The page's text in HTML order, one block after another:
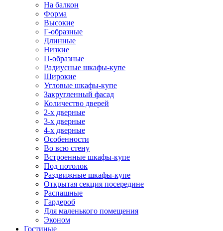
На балкон
Форма
Высокие
Г-образные
Длинные
Низкие
П-образные
Радиусные шкафы-купе
Широкие
Угловые шкафы-купе
Закругленный фасад
Количество дверей
2-х дверные
3-х дверные
4-х дверные
Особенности
Во всю стену
Встроенные шкафы-купе
Под потолок
Раздвижные шкафы-купе
Открытая секция посередине
Распашные
Гардероб
Для маленького помещения
Эконом
Гостиные